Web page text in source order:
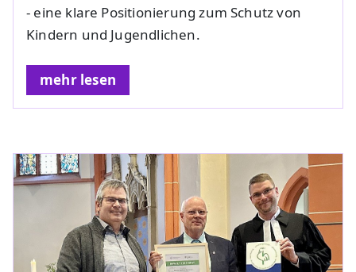
- eine klare Positionierung zum Schutz von
Kindern und Jugendlichen.
mehr lesen